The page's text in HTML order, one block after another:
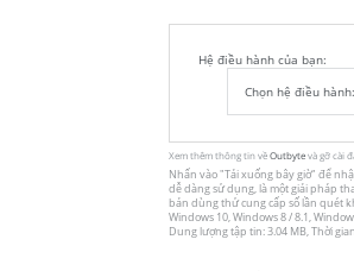
Hệ điều hành của bạn:
Xem thêm thông tin vềOutbytevà gỡ cài
Nhấn vào"Tải xuống bây giờ" để
dễ dàng sử dụng, là một giải pháp
bản dùng thử cung cấp số lần quét
Windows 10, Windows 8 / 8.1,
Dung lượng tập tin: 3.04 MB, Thời